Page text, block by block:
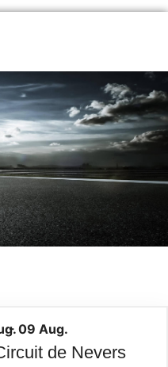
- 09 Aug.
de Nevers